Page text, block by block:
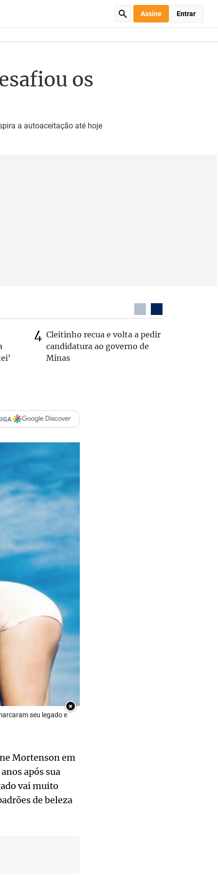
Assine Entrar
os
a autoaceitação até hoje
Cleitinho recua e volta a pedir
candidatura ao governo de
Minas
×
seu legado e
Mortenson em
após sua
vai muito
de beleza